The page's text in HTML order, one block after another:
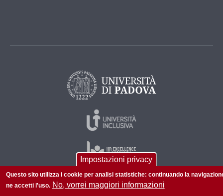
Impostazioni privacy
Questo sito utilizza i cookie per analisi statistiche: continuando la
ne accetti l'uso. No, vorrei maggiori informazioni